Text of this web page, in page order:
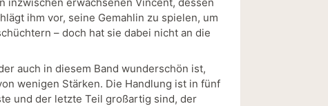
inzwischen erwachsenen Vincent, dessen
ihm vor, seine Gemahlin zu spielen, um
– doch hat sie dabei nicht an die
auch in diesem Band wunderschön ist,
wenigen Stärken. Die Handlung ist in fünf
und der letzte Teil großartig sind, der